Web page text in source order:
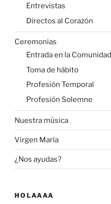
Entrevistas
Directos al Corazón
Ceremonias
Entrada en la Comunidad
Toma de hábito
Profesión Temporal
Profesión Solemne
Nuestra música
Virgen María
¿Nos ayudas?
HOLAAAA